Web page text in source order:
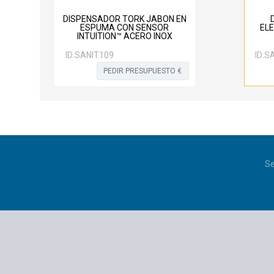
DISPENSADOR TORK JABON EN
ESPUMA CON SENSOR
INTUITION™ ACERO INOX
ID:SANIT109
PEDIR PRESUPUESTO €
ID: